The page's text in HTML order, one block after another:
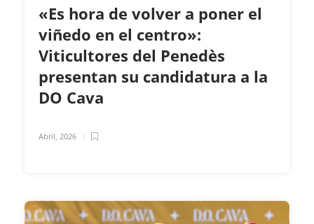
«Es hora de volver a poner el
viñedo en el centro»:
Viticultores del Penedès
presentan su candidatura a la
DO Cava
Abril, 2026